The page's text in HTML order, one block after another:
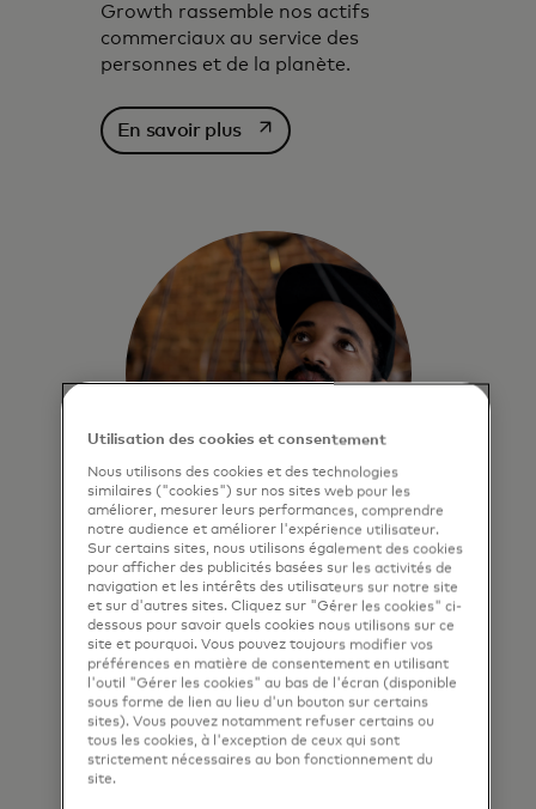
Growth rassemble nos actifs
commerciaux au service des
personnes et de la planète.
En savoir pluss’ouvre dans un nouvel onglet
Soutenir la croissance et
la résilience des petites
entreprises
Mastercard Strive dote les petites
entreprises d'un accès au capital, aux
outils et aux ressources pour
prospérer dans l'économie
numérique.
Utilisation des cookies et consentement
Nous utilisons des cookies et des technologies
similaires ("cookies") sur nos sites web pour les
améliorer, mesurer leurs performances, comprendre
notre audience et améliorer l'expérience utilisateur.
Sur certains sites, nous utilisons également des cookies
pour afficher des publicités basées sur les activités de
navigation et les intérêts des utilisateurs sur notre site
et sur d'autres sites. Cliquez sur "Gérer les cookies" ci-
dessous pour savoir quels cookies nous utilisons sur ce
site et pourquoi. Vous pouvez toujours modifier vos
préférences en matière de consentement en utilisant
l'outil "Gérer les cookies" au bas de l'écran (disponible
sous forme de lien au lieu d'un bouton sur certains
sites). Vous pouvez notamment refuser certains ou
tous les cookies, à l'exception de ceux qui sont
strictement nécessaires au bon fonctionnement du
site.